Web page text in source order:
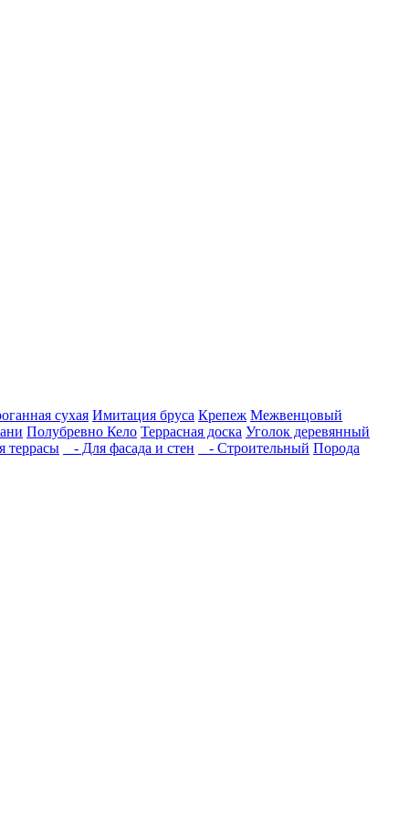
сухая Имитация бруса Крепеж Межвенцовый
Полубревно Кело Террасная доска Уголок деревянный
- Для фасада и стен - Строительный Порода